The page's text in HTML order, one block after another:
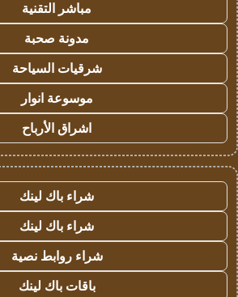
مباشر التقنية
مدونة صحبة
شرقيات السياحة
موسوعة انوار
اشراق الأرباح
شراء باك لينك
شراء باك لينك
شراء روابط نصية
باقات باك لينك